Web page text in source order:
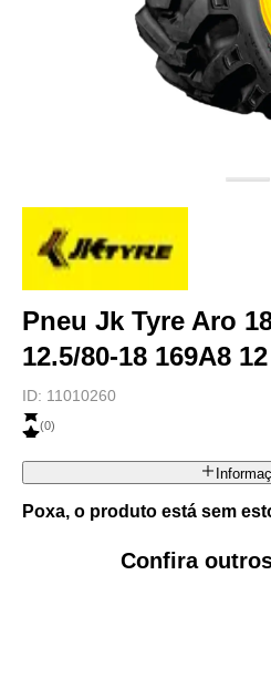
Pneu Jk Tyre Aro
12.5/80-18 169A8
ID: 11010260
(0)
Poxa, o produto está sem
Confira